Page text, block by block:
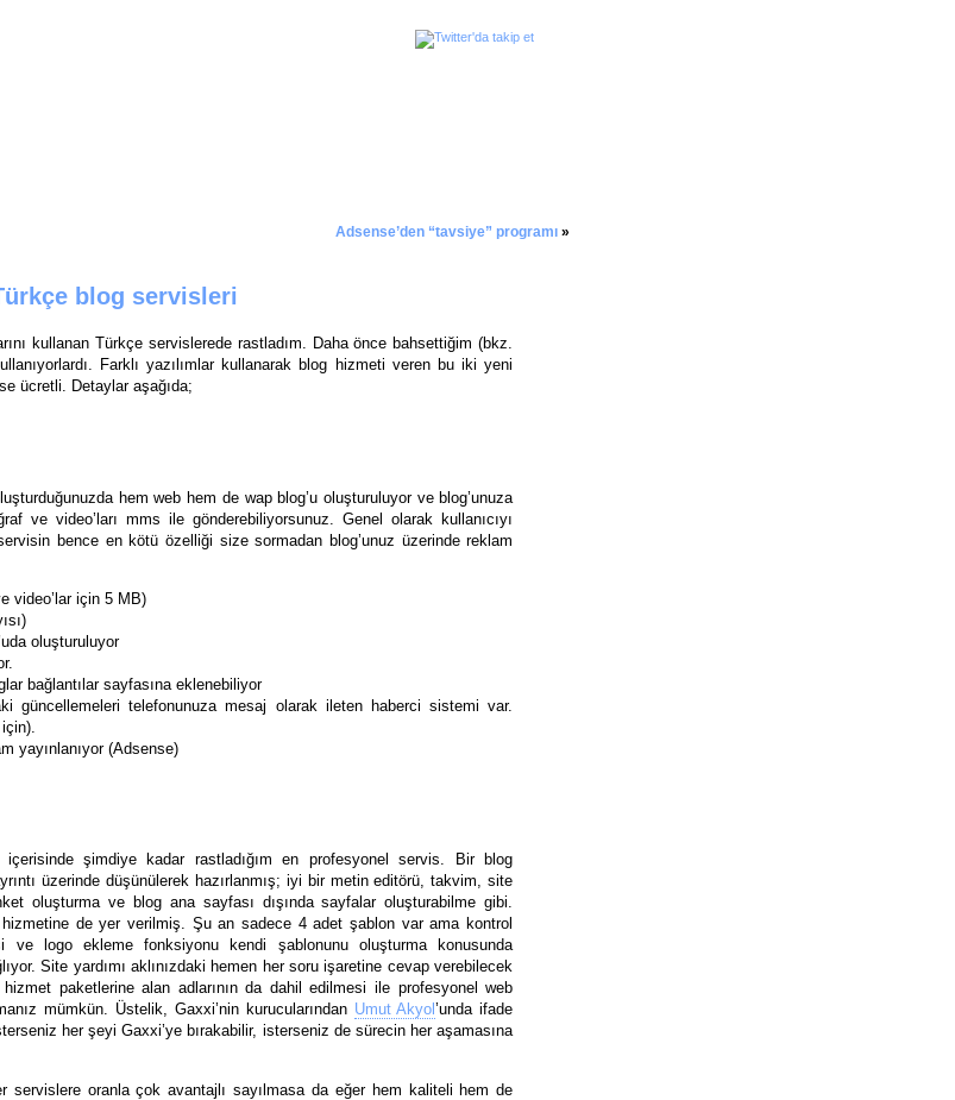
Adsense’den “tavsiye” programı »
blog servisleri
kullanan Türkçe servislerede rastladım. Daha önce bahsettiğim (bkz.
Farklı yazılımlar kullanarak blog hizmeti veren bu iki yeni
ücretli. Detaylar aşağıda;
hem web hem de wap blog’u oluşturuluyor ve blog’unuza
ve video’ları mms ile gönderebiliyorsunuz. Genel olarak kullanıcıyı
bence en kötü özelliği size sormadan blog’unuz üzerinde reklam
video’lar için 5 MB)
oluşturuluyor
bağlantılar sayfasına eklenebiliyor
güncellemeleri telefonunuza mesaj olarak ileten haberci sistemi var.
yayınlanıyor (Adsense)
şimdiye kadar rastladığım en profesyonel servis. Bir blog
üzerinde düşünülerek hazırlanmış; iyi bir metin editörü, takvim, site
oluşturma ve blog ana sayfası dışında sayfalar oluşturabilme gibi.
hizmetine de yer verilmiş. Şu an sadece 4 adet şablon var ama kontrol
ve logo ekleme fonksiyonu kendi şablonunu oluşturma konusunda
Site yardımı aklınızdaki hemen her soru işaretine cevap verebilecek
paketlerine alan adlarının da dahil edilmesi ile profesyonel web
mümkün. Üstelik, Gaxxi’nin kurucularından Umut Akyol’unda ifade
her şeyi Gaxxi’ye bırakabilir, isterseniz de sürecin her aşamasına
servislere oranla çok avantajlı sayılmasa da eğer hem kaliteli hem de